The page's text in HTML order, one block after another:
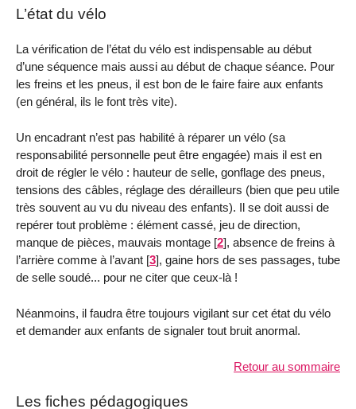
L’état du vélo
La vérification de l’état du vélo est indispensable au début
d’une séquence mais aussi au début de chaque séance. Pour
les freins et les pneus, il est bon de le faire faire aux enfants
(en général, ils le font très vite).
Un encadrant n’est pas habilité à réparer un vélo (sa
responsabilité personnelle peut être engagée) mais il est en
droit de régler le vélo : hauteur de selle, gonflage des pneus,
tensions des câbles, réglage des dérailleurs (bien que peu utile
très souvent au vu du niveau des enfants). Il se doit aussi de
repérer tout problème : élément cassé, jeu de direction,
manque de pièces, mauvais montage [2], absence de freins à
l’arrière comme à l’avant [3], gaine hors de ses passages, tube
de selle soudé... pour ne citer que ceux-là !
Néanmoins, il faudra être toujours vigilant sur cet état du vélo
et demander aux enfants de signaler tout bruit anormal.
Retour au sommaire
Les fiches pédagogiques